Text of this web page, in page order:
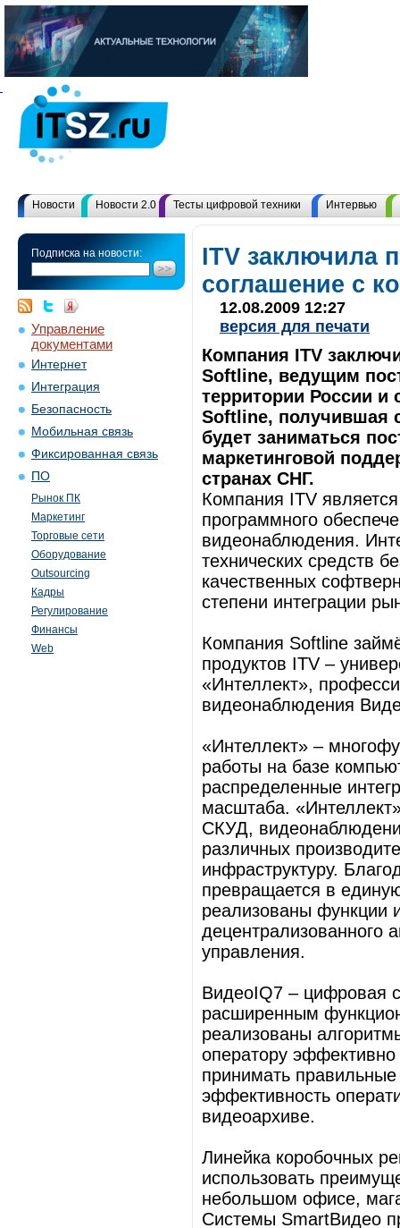
Новости Новости 2.0 Тесты цифровой техники Интервью
Подписка на новости:
Управление
документами
Интернет
Интеграция
Безопасность
Мобильная связь
Фиксированная связь
ПО
Рынок ПК
Маркетинг
Торговые сети
Оборудование
Outsourcing
Кадры
Регулирование
Финансы
Web
ITV заключила
соглашение с
12.08.2009 12:27
версия для печати
Компания ITV
Softline, ведущим
территории России и
Softline, получившая
будет заниматься
маркетинговой
странах СНГ.
Компания ITV
программного
видеонаблюдения.
технических средств
качественных
степени интеграции
Компания Softline
продуктов ITV –
«Интеллект»,
видеонаблюдения
«Интеллект» –
работы на базе
распределенные
масштаба.
СКУД,
различных
инфраструктуру.
превращается в
реализованы функции
децентрализованного
управления.
ВидеоIQ7 – цифровая
расширенным
реализованы
оператору
принимать
эффективность
видеоархиве.
Линейка коробочных
использовать
небольшом офисе,
Системы SmartВидео